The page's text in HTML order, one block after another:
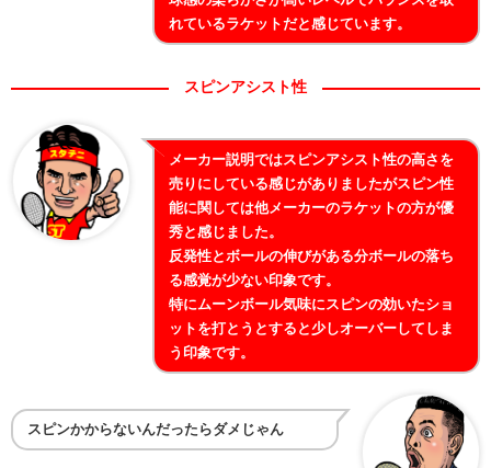
れているラケットだと感じています。
スピンアシスト性
メーカー説明ではスピンアシスト性の高さを
売りにしている感じがありましたがスピン性
能に関しては他メーカーのラケットの方が優
秀と感じました。
反発性とボールの伸びがある分ボールの落ち
る感覚が少ない印象です。
特にムーンボール気味にスピンの効いたショ
ットを打とうとすると少しオーバーしてしま
う印象です。
スピンかからないんだったらダメじゃん